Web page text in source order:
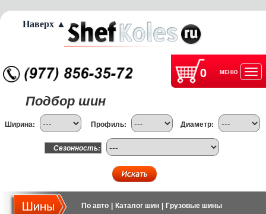
0 МЕНЮ
Подбор шин
Ширина: Профиль: Диаметр:
Сезонность:
По авто Каталог шин Грузовые шины
Наверх ▲